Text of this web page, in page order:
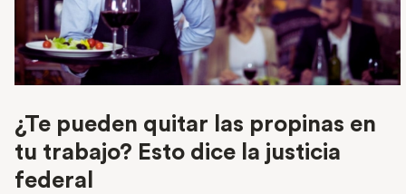
¿Te pueden quitar las propinas en
tu trabajo? Esto dice la justicia
federal